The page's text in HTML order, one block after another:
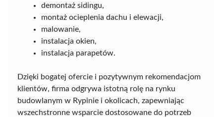
demontaż sidingu,
montaż ocieplenia dachu i elewacji,
malowanie,
instalacja okien,
instalacja parapetów.
Dzięki bogatej ofercie i pozytywnym rekomendacjom
klientów, firma odgrywa istotną rolę na rynku
budowlanym w Rypinie i okolicach, zapewniając
wszechstronne wsparcie dostosowane do potrzeb